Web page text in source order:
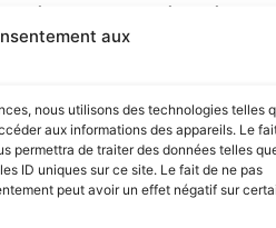
aux
nous utilisons des technologies telles
aux informations des appareils. Le
permettra de traiter des données telles
ID uniques sur ce site. Le fait de ne pas
peut avoir un effet négatif sur
Les situations
les conflits ou les
ou à la maison peuvent
blocages énergétiques.
:
émotionnels ou
laisser des traces